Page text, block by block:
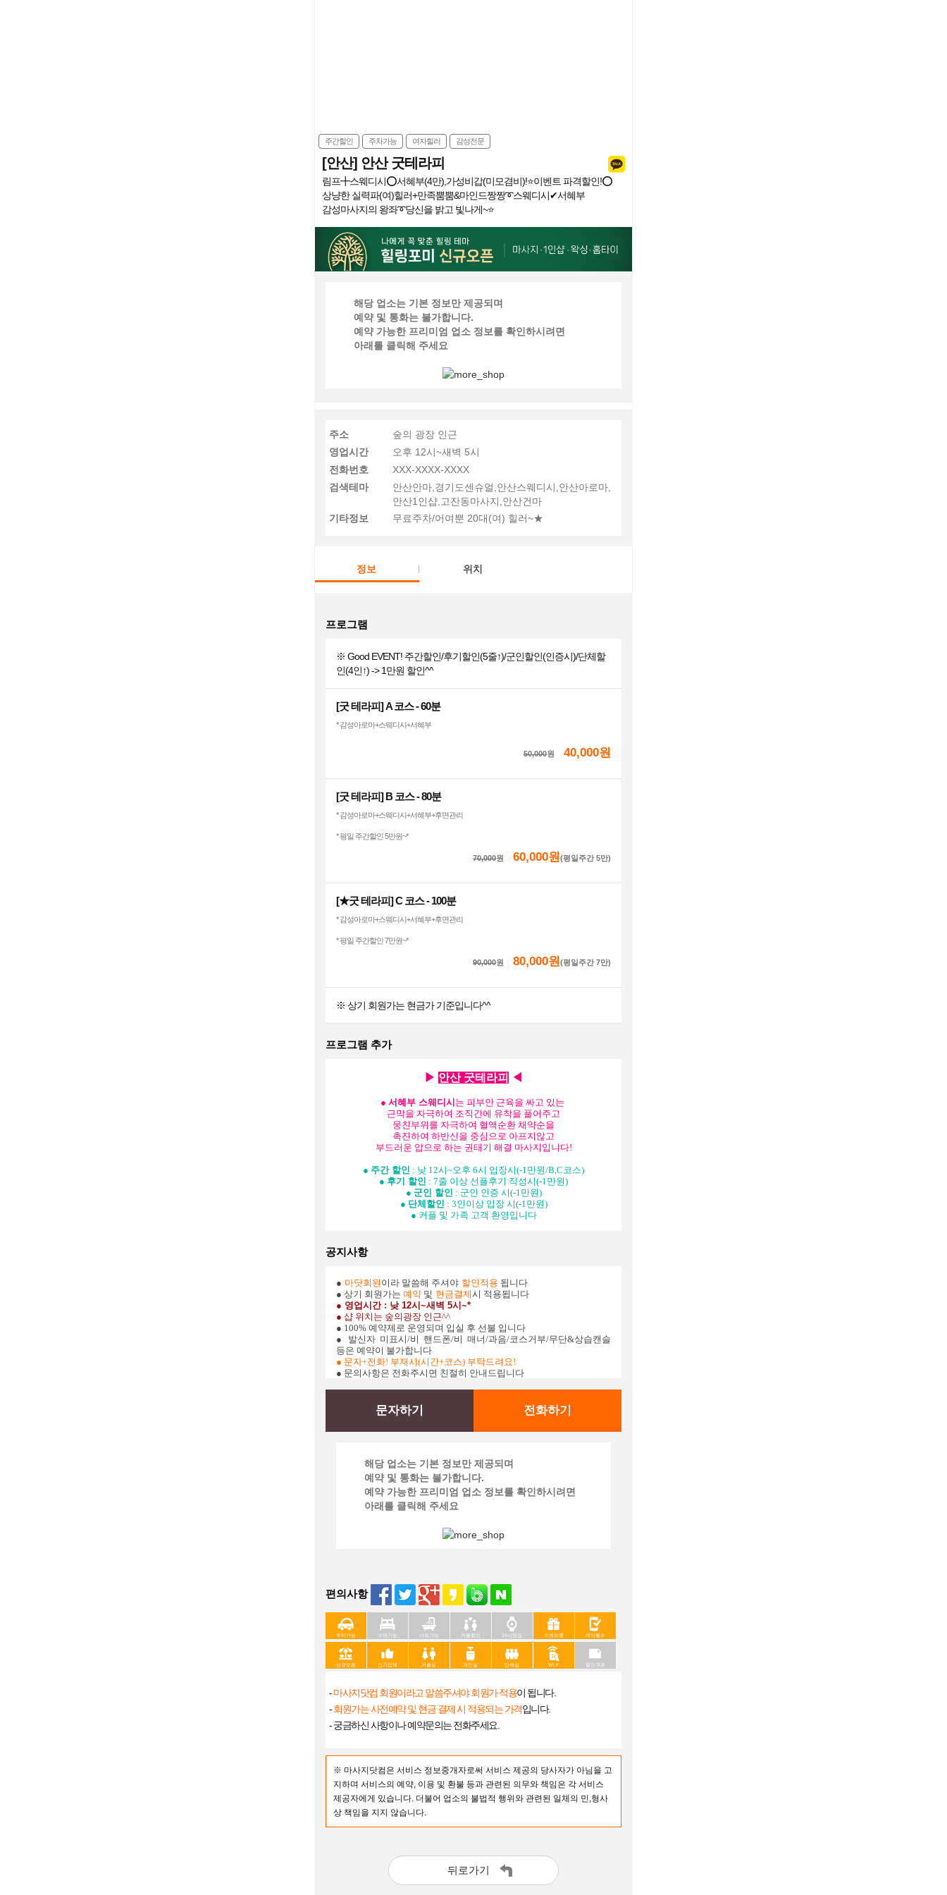
주간할인 주차가능 여자힐러 감성전문
[안산] 안산 굿테라피
림프╋스웨디시⭕서혜부(4만),가성비갑(미모겸비)!⭐️이벤트 파격할인!⭕
상냥한 실력파(여)힐러+만족뿜뿜&마인드짱짱➰스웨디시✔서혜부
감성마사지의 왕좌➰당신을 밝고 빛나게~⭐️
해당 업소는 기본 정보만 제공되며
예약 및 통화는 불가합니다.
예약 가능한 프리미엄 업소 정보를 확인하시려면
아래를 클릭해 주세요
주소
숲의 광장 인근
영업시간
오후 12시~새벽 5시
전화번호
XXX-XXXX-XXXX
검색테마
안산안마,경기도센슈얼,안산스웨디시,안산아로마,
안산1인샵,고잔동마사지,안산건마
기타정보
무료주차/어여뿐 20대(여) 힐러~★
정보 위치
프로그램
※ Good EVENT! 주간할인/후기할인(5줄↑)/군인할인(인증시)/단체할
인(4인↑) -> 1만원 할인^^
[굿 테라피] A 코스 - 60분
* 감성아로마+스웨디시+서혜부
50,000원 40,000원
[굿 테라피] B 코스 - 80분
* 감성아로마+스웨디시+서혜부+후면관리
* 평일 주간할인 5만원~*
70,000원 60,000원(평일주간 5만)
[★굿 테라피] C 코스 - 100분
* 감성아로마+스웨디시+서혜부+후면관리
* 평일 주간할인 7만원~*
90,000원 80,000원(평일주간 7만)
※ 상기 회원가는 현금가 기준입니다^^
프로그램 추가
▶ 안산 굿테라피 ◀
● 서혜부 스웨디시 는 피부안 근육을 싸고 있는
근막을 자극하여 조직간에 유착을 풀어주고
뭉친부위를 자극하여 혈액순환 채약순을
촉진하여 하반신을 중심으로 아프지않고
부드러운 압으로 하는 권태기 해결 마사지입니다!
● 주간 할인 : 낮 12시~오후 6시 입장시(-1만원/B,C코스)
● 후기 할인 : 7줄 이상 선플후기 작성시(-1만원)
● 군인 할인 : 군인 인증 시(-1만원)
● 단체할인 : 3인이상 입장 시(-1만원)
● 커플 및 가족 고객 환영입니다
공지사항
● 마닷회원 이라 말씀해 주셔야 할인적용 됩니다
● 상기 회원가는 예약 및 현금결제시 적용됩니다
● 영업시간: 낮 12시~새벽 5시~*
● 샵 위치는 숲의광장 인근^^
● 100% 예약제로 운영되며 입실 후 선불 입니다
● 발신자 미표시/비 핸드폰/비 매너/과음/코스거부/무단&상습캔슬
등은 예약이 불가합니다
● 문자+전화! 부재시(시간+코스) 부탁드려요!
● 문의사항은 전화주시면 친절히 안내드립니다
문자하기 전화하기
해당 업소는 기본 정보만 제공되며
예약 및 통화는 불가합니다.
예약 가능한 프리미엄 업소 정보를 확인하시려면
아래를 클릭해 주세요
편의사항
주차가능 수면가능 샤워가능 커플할인 24시영업 이벤트중 예약필수
신규오픈 인기업체 커플실 개인실 단체실 Wi-fi 할인쿠폰
-마사지닷컴 회원이라고 말씀주셔야 회원가 적용이 됩니다.
-회원가는 사전예약 및 현금 결제 시 적용되는 가격입니다.
- 궁금하신 사항이나 예약문의는 전화주세요.
※ 마사지닷컴은 서비스 정보중개자로써 서비스 제공의 당사자가 아님을 고
지하며 서비스의 예약, 이용 및 환불 등과 관련된 의무와 책임은 각 서비스
제공자에게 있습니다. 더불어 업소의 불법적 행위와 관련된 일체의 민,형사
상 책임을 지지 않습니다.
뒤로가기